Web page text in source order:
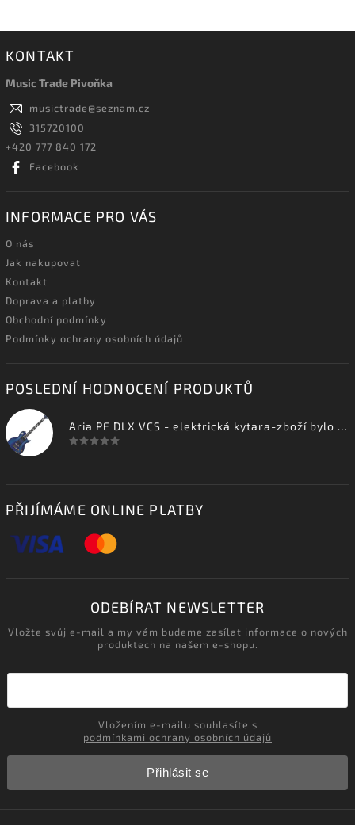
KONTAKT
Music Trade Pivoňka
musictrade@seznam.cz
315720100
+420 777 840 172
Facebook
INFORMACE PRO VÁS
O nás
Jak nakupovat
Kontakt
Doprava a platby
Obchodní podmínky
Podmínky ochrany osobních údajů
POSLEDNÍ HODNOCENÍ PRODUKTŮ
Aria PE DLX VCS - elektrická kytara-zboží bylo vystaveno na prodejně
PŘIJÍMÁME ONLINE PLATBY
ODEBÍRAT NEWSLETTER
Vložte svůj e-mail a my vám budeme zasílat informace o nových
produktech na našem e-shopu.
podmínkami ochrany osobních údajů
Přihlásit se